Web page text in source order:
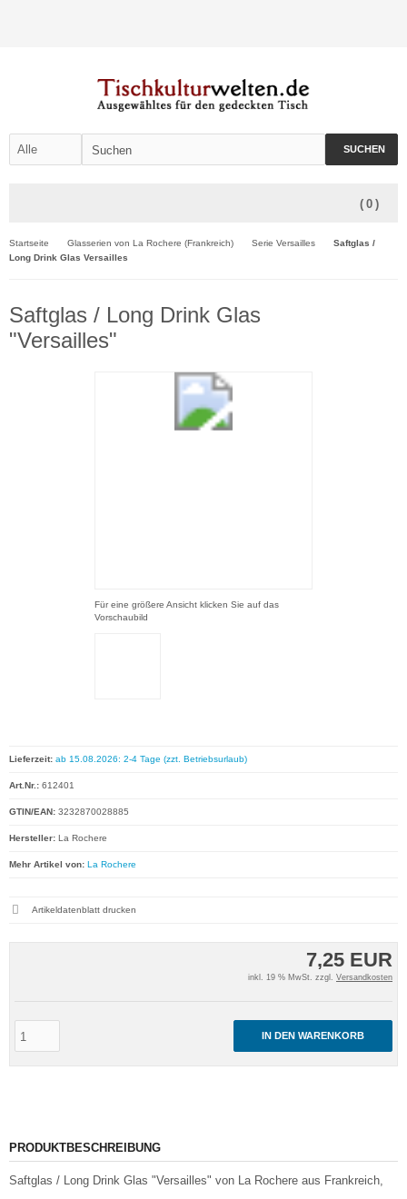
SUCHEN
( 0 )
Startseite Glasserien von La Rochere (Frankreich) Serie Versailles
Saftglas /
Long Drink Glas Versailles
Saftglas / Long Drink Glas
"Versailles"
Für eine größere Ansicht klicken Sie auf das
Vorschaubild
7,25 EUR
inkl. 19 % MwSt. zzgl. Versandkosten
IN DEN WARENKORB
Lieferzeit: ab 15.08.2026: 2-4 Tage (zzt. Betriebsurlaub)
Art.Nr.: 612401
GTIN/EAN: 3232870028885
Hersteller: La Rochere
Mehr Artikel von: La Rochere
Artikeldatenblatt drucken
PRODUKTBESCHREIBUNG
Saftglas / Long Drink Glas "Versailles" von La Rochere aus Frankreich,